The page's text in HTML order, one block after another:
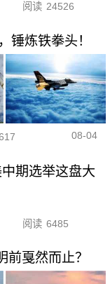
阅读 24526
锤炼铁拳头！
08-04
期选举这盘大
阅读 6485
戛然而止？